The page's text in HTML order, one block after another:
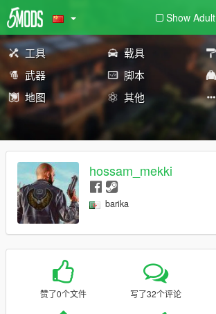
Show Adult
工具 载具
武器
脚本
地图
其他
hossam_mekki
barika
赞了0个文件 写了32个评论